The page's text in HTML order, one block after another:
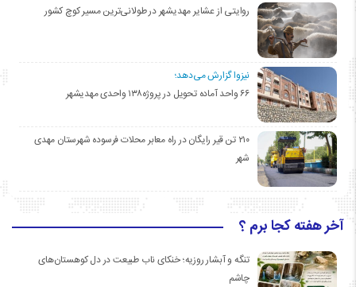
روایتی از عشایر مهدیشهر در طولانی‌ترین مسیر کوچ کشور
نیزوا گزارش می‌دهد؛
۶۶ واحد آماده تحویل در پروژه۱۳۸ واحدی مهدیشهر
۲۱۰ تن قیر رایگان در راه معابر محلات فرسوده شهرستان مهدی
شهر
آخر هفته کجا برم ؟
تنگه و آبشار روزیه؛ خنکای ناب طبیعت در دل کوهستان‌های
چاشم